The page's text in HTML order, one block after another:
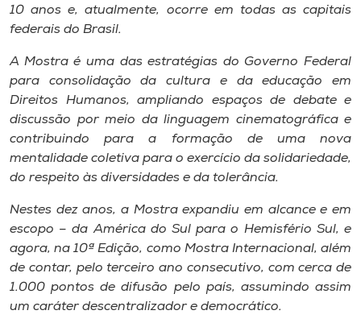
Museu
Unoesc
Store
Selecione
A+
A-
10 anos e, atualmente, ocorre em todas as capitais
federais do Brasil.
A Mostra é uma das estratégias do Governo Federal
para consolidação da cultura e da educação em
Direitos Humanos, ampliando espaços de debate e
discussão por meio da linguagem cinematográfica e
contribuindo para a formação de uma nova
mentalidade coletiva para o exercício da solidariedade,
do respeito às diversidades e da tolerância.
Nestes dez anos, a Mostra expandiu em alcance e em
escopo – da América do Sul para o Hemisfério Sul, e
agora, na 10ª Edição, como Mostra Internacional, além
de contar, pelo terceiro ano consecutivo, com cerca de
1.000 pontos de difusão pelo país, assumindo assim
um caráter descentralizador e democrático.